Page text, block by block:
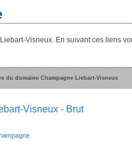
Visneux. En suivant ces liens
du domaine Champagne Liebart-Visneux
Visneux - Brut